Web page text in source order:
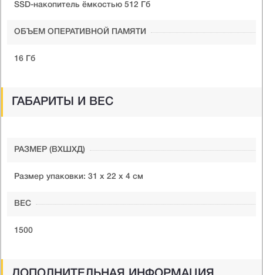
SSD-накопитель ёмкостью 512 Гб
ОБЪЕМ ОПЕРАТИВНОЙ ПАМЯТИ
16 Гб
ГАБАРИТЫ И ВЕС
РАЗМЕР (ВXШXД)
Размер упаковки: 31 x 22 x 4 см
ВЕС
1500